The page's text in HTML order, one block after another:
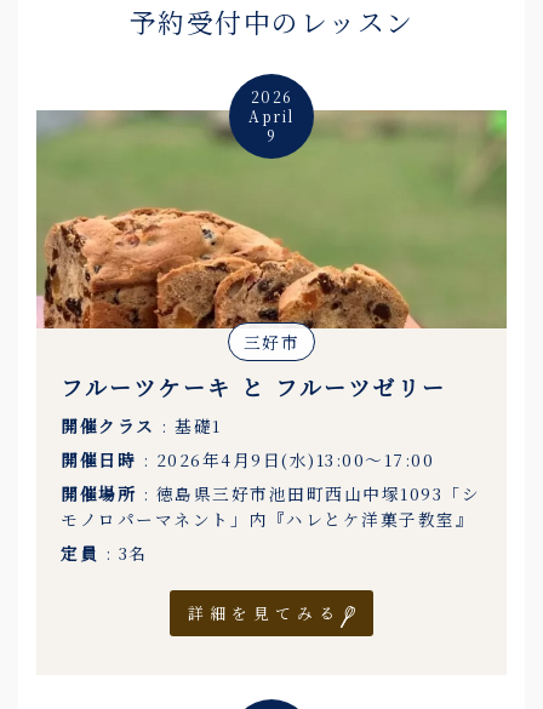
予約受付中のレッスン
2026
April
9
三好市
フルーツケーキ と フルーツゼリー
開催クラス : 基礎1
開催日時 : 2026年4月9日(水)13:00〜17:00
開催場所 : 徳島県三好市池田町西山中塚1093「シ
モノロパーマネント」内『ハレとケ洋菓子教室』
定員 : 3名
詳細を見てみる